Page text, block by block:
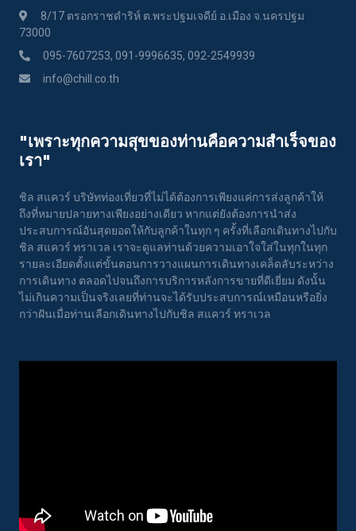
8/17 ตรอกราชดำริห์ ต.พระปฐมเจดีย์ อ.เมือง จ.นครปฐม
73000
095-7607253, 091-9996635, 092-2549939
info@chill.co.th
"เพราะทุกความสุขของท่านคือความสําเร็จของ
เรา"
ชิล สแควร์ บริษัทท่องเที่ยวที่ไม่ได้ต้องการเพียงแค่การส่งลูกค้าให้
ถึงที่หมายปลายทางเพียงอย่างเดียว หากแต่ยังต้องการนำส่ง
ประสบการณ์อันสุดยอดให้กับลูกค้าในทุก ๆ ครั้งที่เลือกเดินทางไปกับ
ชิล สแควร์ ทราเวล เราจะดูแลท่านด้วยความเอาใจใส่ในทุกในทุก
รายละเอียดตั้งแต่ขั้นตอนการวางแผนการเดินทางเคล็ดลับระหว่าง
การเดินทาง ตลอดไปจนถึงการบริการหลังการขายที่ดีเยี่ยม ดังนั้น
ไม่เกินความเป็นจริงเลยที่ท่านจะได้รับประสบการณ์เหมือนหรือยิ่ง
กว่าฝันเมื่อท่านเลือกเดินทางไปกับชิล สแควร์ ทราเวล